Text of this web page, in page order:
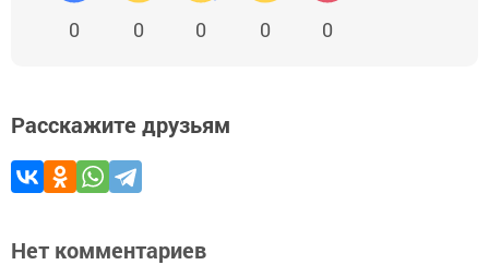
0 0 0 0 0
Расскажите друзьям
Нет комментариев